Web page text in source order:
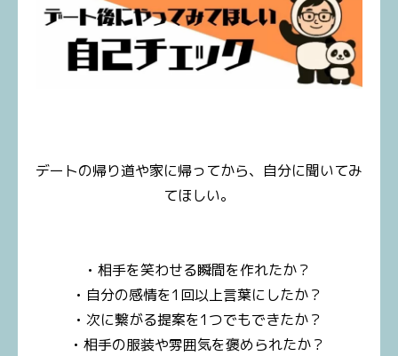
デートの帰り道や家に帰ってから、自分に聞いてみ
てほしい。
• 相手を笑わせる瞬間を作れたか？
• 自分の感情を1回以上言葉にしたか？
• 次に繋がる提案を1つでもできたか？
• 相手の服装や雰囲気を褒められたか？